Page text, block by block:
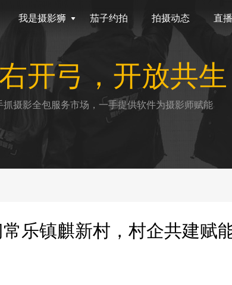
我是摄影狮 茄子约拍 拍摄动态 直
开弓，开放共生
抓摄影全包服务市场，一手提供软件为摄影师赋能
乐镇麒新村，村企共建赋